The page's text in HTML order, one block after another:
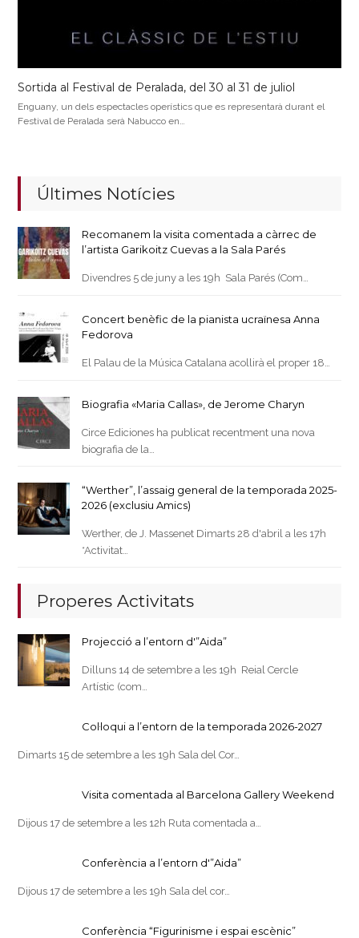
Sortida al Festival de Peralada, del 30 al 31 de juliol
Enguany, un dels espectacles operístics que es representarà durant el
Festival de Peralada serà Nabucco en…
Últimes Notícies
Recomanem la visita comentada a càrrec de
l’artista Garikoitz Cuevas a la Sala Parés
Divendres 5 de juny a les 19h Sala Parés (Com…
Concert benèfic de la pianista ucraïnesa Anna
Fedorova
El Palau de la Música Catalana acollirà el proper 18…
Biografia «Maria Callas», de Jerome Charyn
Circe Ediciones ha publicat recentment una nova
biografia de la…
“Werther”, l’assaig general de la temporada 2025-
2026 (exclusiu Amics)
Werther, de J. Massenet Dimarts 28 d'abril a les 17h
*Activitat…
Properes Activitats
Projecció a l’entorn d'”Aida”
Dilluns 14 de setembre a les 19h Reial Cercle
Artístic (com…
Col·loqui a l’entorn de la temporada 2026-2027
Dimarts 15 de setembre a les 19h Sala del Cor…
Visita comentada al Barcelona Gallery Weekend
Dijous 17 de setembre a les 12h Ruta comentada a…
Conferència a l’entorn d'”Aida”
Dijous 17 de setembre a les 19h Sala del cor…
Conferència “Figurinisme i espai escènic”